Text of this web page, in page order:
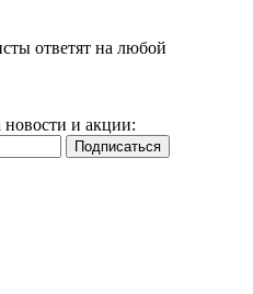
ответят на любой
и акции: